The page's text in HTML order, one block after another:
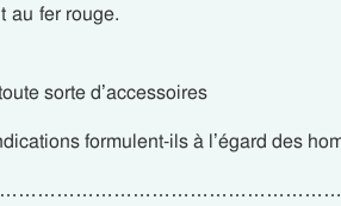
au fer rouge.  Ils
sorte d’accessoires
formulent-ils à l’égard des